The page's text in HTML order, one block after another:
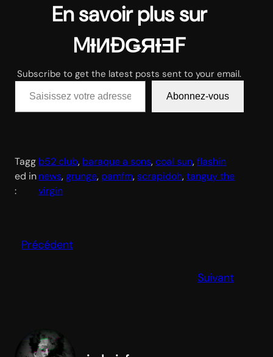
En savoir plus sur
MƗИĐǤЯƗƎF
Subscribe to get the latest posts sent to your email.
Saisissez votre adresse e-mail…
Abonnez-vous
Tagg
ed in
:
b52 club, baraque a sons, coal sun, flashin
news, grunge, pamfm, scrapidoh, tanguy the
virgin
Précédent
Suivant